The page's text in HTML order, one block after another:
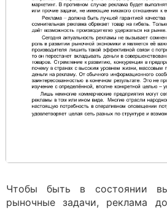
Чтобы быть в состоянии
рыночные задачи, реклама